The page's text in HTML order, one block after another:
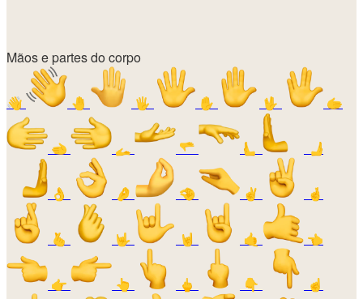
Mãos e partes do corpo
👋 🤚 🖐️ ✋ 🖖 🫱
🫲 🫴 🫳 🫷 🫸
👌 🤌 🤏 ✌️ 🤞
🫰 🤟 🤘 🤙 👈
👉 👆 🖕 👇 ☝️